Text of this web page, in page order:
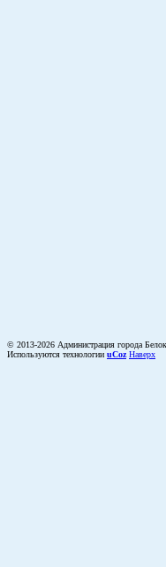
© 2013-2026 Администрация города
Используются технологии uCoz Наверх